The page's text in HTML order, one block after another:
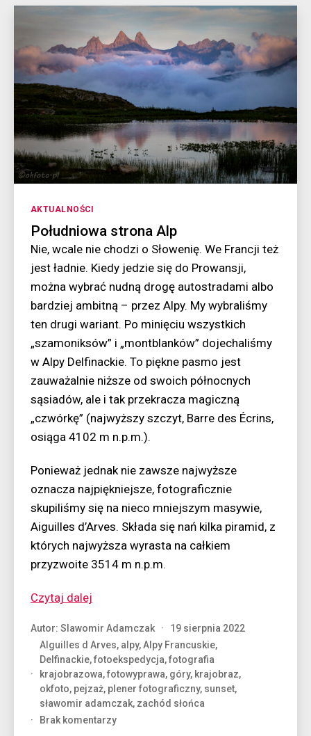
pionierski
przewodnik
Kategorie
AKTUALNOŚCI
Południowa strona Alp
Nie, wcale nie chodzi o Słowenię. We Francji też
jest ładnie. Kiedy jedzie się do Prowansji,
można wybrać nudną drogę autostradami albo
bardziej ambitną – przez Alpy. My wybraliśmy
ten drugi wariant. Po minięciu wszystkich
„szamoniksów” i „montblanków” dojechaliśmy
w Alpy Delfinackie. To piękne pasmo jest
zauważalnie niższe od swoich północnych
sąsiadów, ale i tak przekracza magiczną
„czwórkę” (najwyższy szczyt, Barre des Écrins,
osiąga 4102 m n.p.m.).
Ponieważ jednak nie zawsze najwyższe
oznacza najpiękniejsze, fotograficznie
skupiliśmy się na nieco mniejszym masywie,
Aiguilles d’Arves. Składa się nań kilka piramid, z
których najwyższa wyrasta na całkiem
przyzwoite 3514 m n.p.m.
Czytaj dalej
Alp”
Autor: Slawomir Adamczak
19 sierpnia 2022
AIguilles d Arves, alpy,Alpy Francuskie,
Delfinackie,fotoekspedycja,fotografia
krajobrazowa,fotowyprawa, góry, krajobraz,
okfoto, pejzaż, plener fotograficzny, sunset,
sławomir adamczak, zachód słońca
Brak komentarzydo